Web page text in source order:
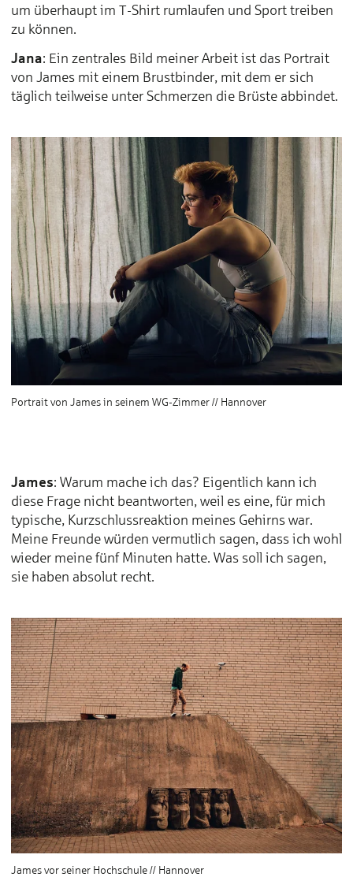
um überhaupt im T-Shirt rumlaufen und Sport treiben
zu können.
Jana: Ein zentrales Bild meiner Arbeit ist das Portrait
von James mit einem Brustbinder, mit dem er sich
täglich teilweise unter Schmerzen die Brüste abbindet.
Portrait von James in seinem WG-Zimmer // Hannover
James: Warum mache ich das? Eigentlich kann ich
diese Frage nicht beantworten, weil es eine, für mich
typische, Kurzschlussreaktion meines Gehirns war.
Meine Freunde würden vermutlich sagen, dass ich wohl
wieder meine fünf Minuten hatte. Was soll ich sagen,
sie haben absolut recht.
James vor seiner Hochschule // Hannover